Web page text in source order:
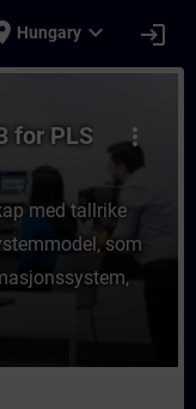
Hungary expand_more login
Service
more_vert
for PLS
med tallrike
som